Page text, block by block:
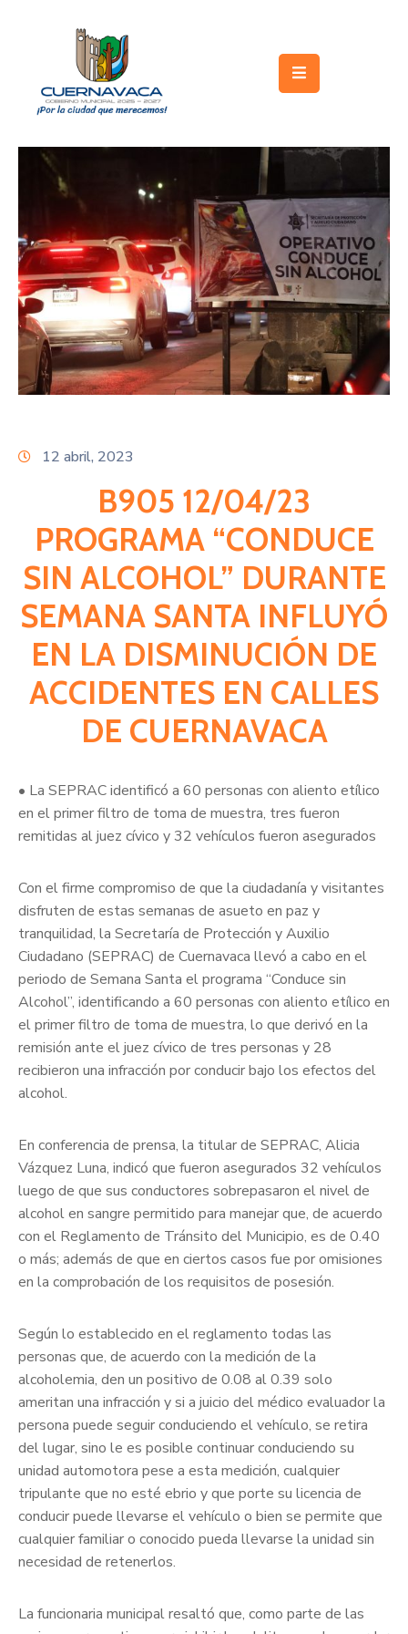
Gobierno
Turismo
Servicios
Licitaciones
Transparencia
Directorio
12 abril, 2023
B905 12/04/23
PROGRAMA “CONDUCE
SIN ALCOHOL” DURANTE
SEMANA SANTA INFLUYÓ
EN LA DISMINUCIÓN DE
ACCIDENTES EN CALLES
DE CUERNAVACA
• La SEPRAC identificó a 60 personas con aliento etílico
en el primer filtro de toma de muestra, tres fueron
remitidas al juez cívico y 32 vehículos fueron asegurados
Con el firme compromiso de que la ciudadanía y visitantes
disfruten de estas semanas de asueto en paz y
tranquilidad, la Secretaría de Protección y Auxilio
Ciudadano (SEPRAC) de Cuernavaca llevó a cabo en el
periodo de Semana Santa el programa “Conduce sin
Alcohol”, identificando a 60 personas con aliento etílico en
el primer filtro de toma de muestra, lo que derivó en la
remisión ante el juez cívico de tres personas y 28
recibieron una infracción por conducir bajo los efectos del
alcohol.
En conferencia de prensa, la titular de SEPRAC, Alicia
Vázquez Luna, indicó que fueron asegurados 32 vehículos
luego de que sus conductores sobrepasaron el nivel de
alcohol en sangre permitido para manejar que, de acuerdo
con el Reglamento de Tránsito del Municipio, es de 0.40
o más; además de que en ciertos casos fue por omisiones
en la comprobación de los requisitos de posesión.
Según lo establecido en el reglamento todas las
personas que, de acuerdo con la medición de la
alcoholemia, den un positivo de 0.08 al 0.39 solo
ameritan una infracción y si a juicio del médico evaluador la
persona puede seguir conduciendo el vehículo, se retira
del lugar, sino le es posible continuar conduciendo su
unidad automotora pese a esta medición, cualquier
tripulante que no esté ebrio y que porte su licencia de
conducir puede llevarse el vehículo o bien se permite que
cualquier familiar o conocido pueda llevarse la unidad sin
necesidad de retenerlos.
La funcionaria municipal resaltó que, como parte de las